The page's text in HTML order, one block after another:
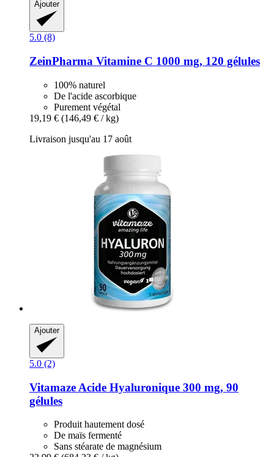
Ajouter
5.0 (8)
ZeinPharma Vitamine C 1000 mg, 120 gélules
100% naturel
De l'acide ascorbique
Purement végétal
19,19 € (146,49 € / kg)
Livraison jusqu'au 17 août
Ajouter
5.0 (2)
Vitamaze Acide Hyaluronique 300 mg, 90
gélules
Produit hautement dosé
De maïs fermenté
Sans stéarate de magnésium